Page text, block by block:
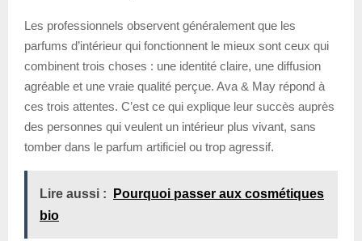
Les professionnels observent généralement que les
parfums d’intérieur qui fonctionnent le mieux sont ceux qui
combinent trois choses : une identité claire, une diffusion
agréable et une vraie qualité perçue. Ava & May répond à
ces trois attentes. C’est ce qui explique leur succès auprès
des personnes qui veulent un intérieur plus vivant, sans
tomber dans le parfum artificiel ou trop agressif.
Lire aussi :
Pourquoi passer aux cosmétiques
bio